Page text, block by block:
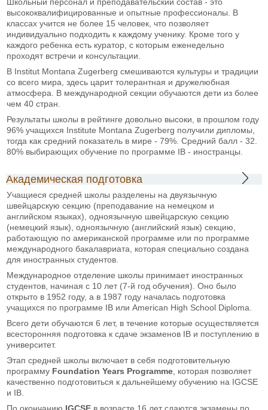
высококвалифицированные и опытные профессионалы. В
классах учится не более 15 человек, что позволяет
индивидуально подходить к каждому ученику. Кроме того у
каждого ребенка есть куратор, с которым еженедельно
проходят встречи и консультации.
В Institut Montana Zugerberg смешиваются культуры и традиции
со всего мира, здесь царит толерантная и дружелюбная
атмосфера. В международной секции обучаются дети из более
чем 40 стран.
Результаты школы в рейтинге довольно высоки, в прошлом году
96% учащихся Institute Montana Zugerberg получили дипломы,
тогда как средний показатель в мире - 79%. Средний балл - 32.
80% выбирающих обучение по программе IB - иностранцы.
Академическая подготовка
Учащиеся средней школы разделены на двуязычную
швейцарскую секцию (преподавание на немецком и
английском языках), одноязычную швейцарскую секцию
(немецкий язык), одноязычную (английский язык) секцию,
работающую по американской программе или по программе
международного бакалавриата, которая специально создана
для иностранных студентов.
Международное отделение школы принимает иностранных
студентов, начиная с 10 лет (7-й год обучения). Оно было
открыто в 1952 году, а в 1987 году началась подготовка
учащихся по программе IB или American High School Diploma.
Всего дети обучаются 6 лет, в течение которые осуществляется
всесторонняя подготовка к сдаче экзаменов IB и поступлению в
университет.
Этап средней школы включает в себя подготовительную
программу Foundation Years Programme , которая позволяет
качественно подготовиться к дальнейшему обучению на IGCSE
и IB.
По окончанию IGCSE в возрасте 16 лет сдаются экзамены по